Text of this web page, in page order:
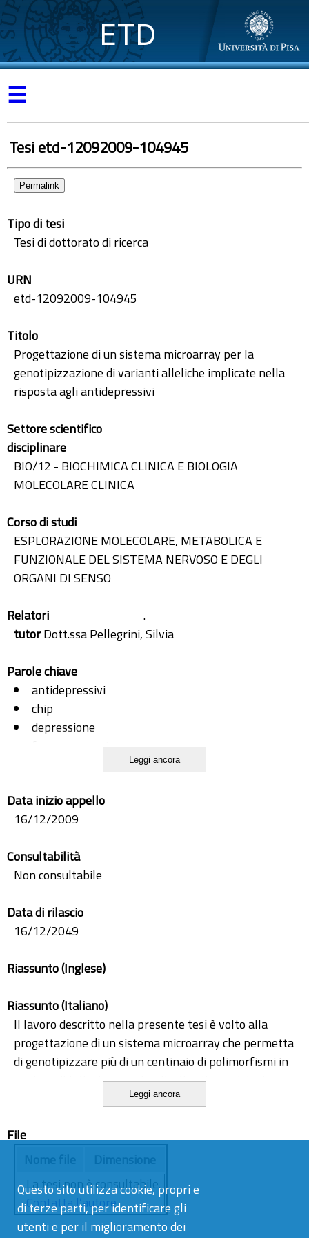
Questo sito utilizza cookie, propri e
di terze parti, per identificare gli
utenti e per il miglioramento dei
ETD
☰
Tesi etd-12092009-104945
Permalink
Tipo di tesi
Tesi di dottorato di ricerca
URN
etd-12092009-104945
Titolo
Progettazione di un sistema microarray per la
genotipizzazione di varianti alleliche implicate nella
risposta agli antidepressivi
Settore scientifico
disciplinare
BIO/12 - BIOCHIMICA CLINICA E BIOLOGIA
MOLECOLARE CLINICA
Corso di studi
ESPLORAZIONE MOLECOLARE, METABOLICA E
FUNZIONALE DEL SISTEMA NERVOSO E DEGLI
ORGANI DI SENSO
Relatori
.
tutorDott.ssa Pellegrini, Silvia
Parole chiave
antidepressivi
chip
depressione
farmacogenetica
SNP
Leggi ancora
Data inizio appello
16/12/2009
Consultabilità
Non consultabile
Data di rilascio
16/12/2049
Riassunto (Inglese)
Riassunto (Italiano)
Il lavoro descritto nella presente tesi è volto alla
progettazione di un sistema microarray che permetta
di genotipizzare più di un centinaio di polimorfismi in
geni candidati ad essere implicati nella modulazione
della risposta al trattamento con antidepressivi.
trattamento di elezione per la depressione, si
2001; Thase et al., 2001; Bauer et al., 2002),
causando sofferenze personali, ma anche costi
considerevoli per la società (Kirchheiner et al., 2003).
Un contributo importante alla mancata risposta agli
Leggi ancora
File
La tesi non è consultabile.
Contatta l’autore